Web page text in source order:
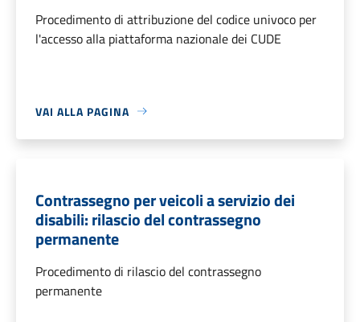
Procedimento di attribuzione del codice univoco per
l'accesso alla piattaforma nazionale dei CUDE
VAI ALLA PAGINA
Contrassegno per veicoli a servizio dei
disabili: rilascio del contrassegno
permanente
Procedimento di rilascio del contrassegno
permanente